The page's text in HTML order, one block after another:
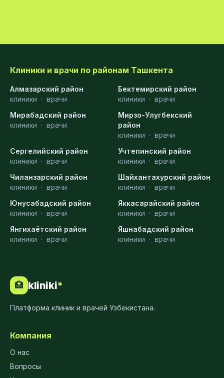
Клиники и врачи по районам Ташкента
Алмазарский район
клиники · врачи
Бектемирский район
клиники · врачи
Мирабадский район
клиники · врачи
Мирзо-Улугбекский
район
клиники · врачи
Сергелийский район
клиники · врачи
Учтепинский район
клиники · врачи
Чиланзарский район
клиники · врачи
Шайхантахурский район
клиники · врачи
Юнусабадский район
клиники · врачи
Яккасарайский район
клиники · врачи
Янгихаётский район
клиники · врачи
Яшнабадский район
клиники · врачи
🏥 kliniki*
Платформа клиник и врачей Узбекистана.
Компания
О нас
Вопросы